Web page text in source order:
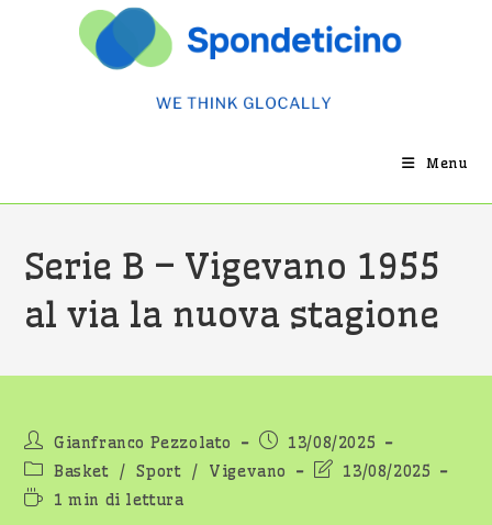
Menu
Serie B – Vigevano 1955
al via la nuova stagione
Autore
dell'articolo:
Gianfranco Pezzolato
Articolo
pubblicato:
13/08/2025
Categoria
dell'articolo:
Basket / Sport / Vigevano
Ultima13/08/2025
Tempo1 min di lettura